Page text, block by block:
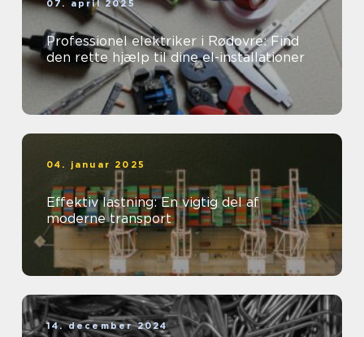
07. april 2025
Professionel elektriker i Rødovre: Find
den rette hjælp til dine el-installationer
04. januar 2025
Effektiv lastning: En vigtig del af
moderne transport
14. december 2024